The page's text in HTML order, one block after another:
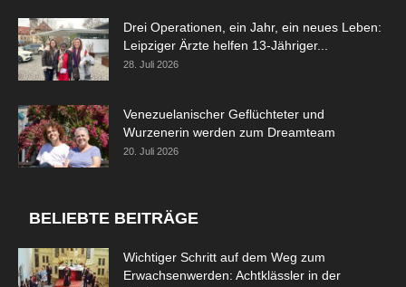
Drei Operationen, ein Jahr, ein neues Leben:
Leipziger Ärzte helfen 13-Jähriger...
28. Juli 2026
Venezuelanischer Geflüchteter und
Wurzenerin werden zum Dreamteam
20. Juli 2026
BELIEBTE BEITRÄGE
Wichtiger Schritt auf dem Weg zum
Erwachsenwerden: Achtklässler in der